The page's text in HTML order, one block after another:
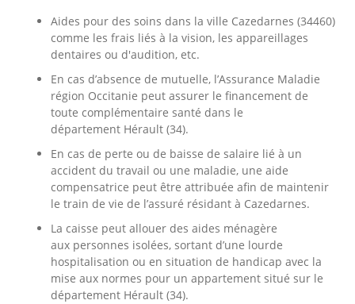
Aides pour des soins dans la ville Cazedarnes (34460)
comme les frais liés à la vision, les appareillages
dentaires ou d'audition, etc.
En cas d’absence de mutuelle, l’Assurance Maladie
région Occitanie peut assurer le financement de
toute complémentaire santé dans le
département Hérault (34).
En cas de perte ou de baisse de salaire lié à un
accident du travail ou une maladie, une aide
compensatrice peut être attribuée afin de maintenir
le train de vie de l’assuré résidant à Cazedarnes.
La caisse peut allouer des aides ménagère
aux personnes isolées, sortant d’une lourde
hospitalisation ou en situation de handicap avec la
mise aux normes pour un appartement situé sur le
département Hérault (34).